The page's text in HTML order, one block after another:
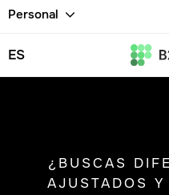
Personal
ES
¿BUSCAS
AJUSTADOS